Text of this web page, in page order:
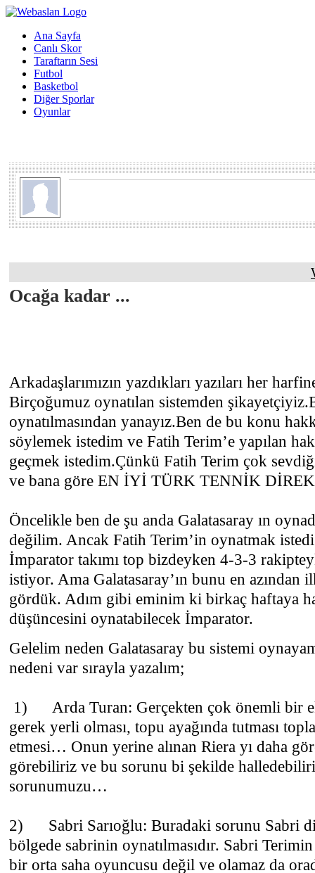
Ana Sayfa
Canlı Skor
Taraftarın Sesi
Futbol
Basketbol
Diğer Sporlar
Oyunlar
Ocağa kadar ...
Arkadaşlarımızın yazdıkları yazıları her
Birçoğumuz oynatılan sistemden
oynatılmasından yanayız.Ben de bu konu
söylemek istedim ve Fatih Terim’e yapılan
geçmek istedim.Çünkü Fatih Terim çok
ve bana göre EN İYİ TÜRK TENNİK
Öncelikle ben de şu anda Galatasaray ın
değilim. Ancak Fatih Terim’in oynatmak
İmparator takımı top bizdeyken 4-3-3
istiyor. Ama Galatasaray’ın bunu en azından
gördük. Adım gibi eminim ki birkaç haftaya
düşüncesini oynatabilecek İmparator.
Gelelim neden Galatasaray bu sistemi
nedeni var sırayla yazalım;
1) Arda Turan: Gerçekten çok önemli bir
gerek yerli olması, topu ayağında tutması
etmesi… Onun yerine alınan Riera yı daha
görebiliriz ve bu sorunu bi şekilde
sorunumuzu…
2) Sabri Sarıoğlu: Buradaki sorunu Sabri
bölgede sabrinin oynatılmasıdır. Sabri
bir orta saha oyuncusu değil ve olamaz da